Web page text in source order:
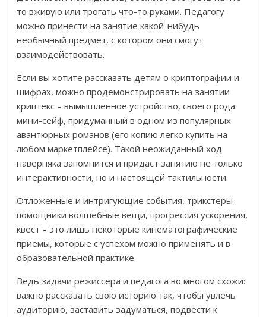
то вживую или трогать что-то руками. Педагогу
можно принести на занятие какой-нибудь
необычный предмет, с котором они смогут
взаимодействовать.
Если вы хотите рассказать детям о криптографии и
шифрах, можно продемонстрировать на занятии
криптекс – вымышленное устройство, своего рода
мини-сейф, придуманный в одном из популярных
авантюрных романов (его копию легко купить на
любом маркетплейсе). Такой неожиданный ход
наверняка запомнится и придаст занятию не только
интерактивности, но и настоящей тактильности.
Отложенные и интригующие события, трикстеры-
помощники волшебные вещи, прогрессия ускорения,
квест – это лишь некоторые кинематографические
приемы, которые с успехом можно применять и в
образовательной практике.
Ведь задачи режиссера и педагога во многом схожи:
важно рассказать свою историю так, чтобы увлечь
аудиторию, заставить задуматься, подвести к